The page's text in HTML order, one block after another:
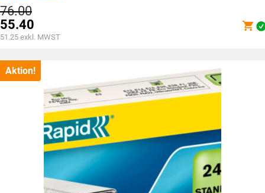
76.00Ursprünglicher
Preis
war:
CHF76.00
55.40
Aktueller
ist:
CHF55.40.
51.25 exkl. MWST
Aktion!